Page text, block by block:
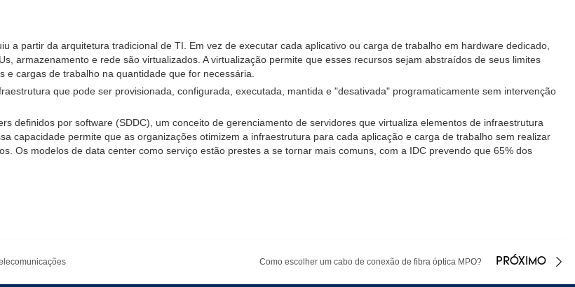
a partir da arquitetura tradicional de TI. Em vez de executar cada aplicativo ou carga de trabalho em hardware dedicado,
armazenamento e rede são virtualizados. A virtualização permite que esses recursos sejam abstraídos de seus limites
cargas de trabalho na quantidade que for necessária.
que pode ser provisionada, configurada, executada, mantida e "desativada" programaticamente sem intervenção
definidos por software (SDDC), um conceito de gerenciamento de servidores que virtualiza elementos de infraestrutura
capacidade permite que as organizações otimizem a infraestrutura para cada aplicação e carga de trabalho sem realizar
Os modelos de data center como serviço estão prestes a se tornar mais comuns, com a IDC prevendo que 65% dos
Como escolher um cabo de conexão de fibra óptica MPO? PRÓXIMO